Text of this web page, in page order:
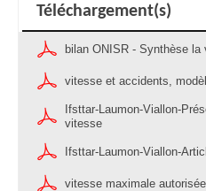
Téléchargement(s)
bilan ONISR - Synthèse la
vitesse et accidents,
Ifsttar-Laumon-Viallon-
vitesse
Ifsttar-Laumon-Viallon-
vitesse maximale